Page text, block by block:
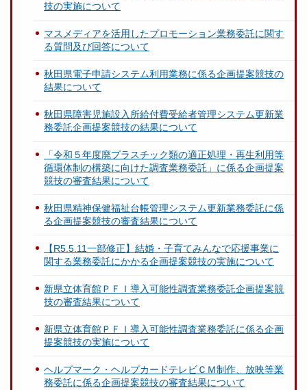
技の実施について
マスメディアを活用したプロモーション業務委託に関す
る質問及び回答について
秋田県電子申請システム利用業務に係る企画提案競技の
結果について
秋田県障害児施設入所給付費受給者管理システム更新業
務委託企画提案競技の結果について
「令和５年度廃プラスチック類の適正処理・再生利用等
循環体制の構築に向けた調査業務委託」に係る企画提案
競技の審査結果について
秋田県精神保健福祉台帳管理システム更新業務委託に係
る企画提案競技の審査結果について
【R5.5.11一部修正】結婚・子育てみんなで応援事業に
関する業務委託にかかる企画提案競技の実施について
新県立体育館ＰＦＩ導入可能性調査業務委託企画提案競
技の審査結果について
新県立体育館ＰＦＩ導入可能性調査業務委託に係る企画
提案競技の実施について
ヘルプマーク・ヘルプカードテレビＣＭ制作、放映等業
務委託に係る企画提案競技の審査結果について